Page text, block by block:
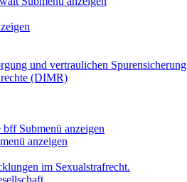
und vertraulichen Spurensicherung
(DIMR)
bff Submenü anzeigen
anzeigen
im Sexualstrafrecht.